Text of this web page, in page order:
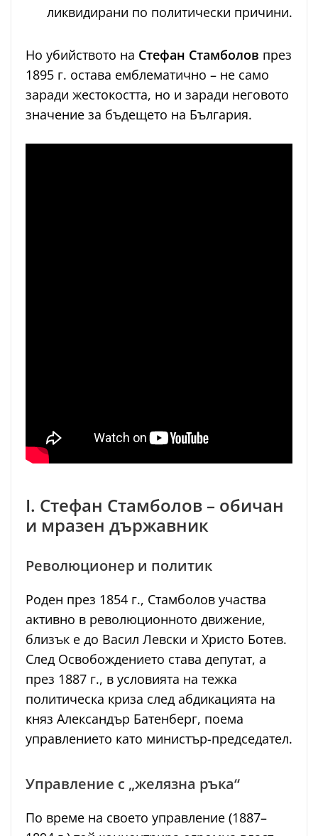
ликвидирани по политически причини.
Но убийството на Стефан Стамболов през
1895 г. остава емблематично – не само
заради жестокостта, но и заради неговото
значение за бъдещето на България.
I. Стефан Стамболов – обичан
и мразен държавник
Революционер и политик
Роден през 1854 г., Стамболов участва
активно в революционното движение,
близък е до Васил Левски и Христо Ботев.
След Освобождението става депутат, а
през 1887 г., в условията на тежка
политическа криза след абдикацията на
княз Александър Батенберг, поема
управлението като министър-председател.
Управление с „желязна ръка“
По време на своето управление (1887–